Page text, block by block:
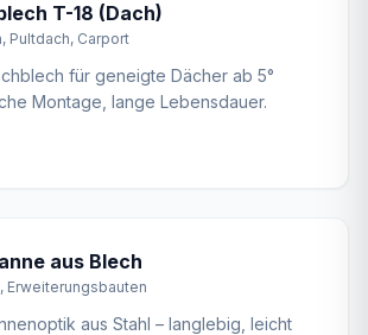
T-18 (Dach)
Pultdach, Carport
für geneigte Dächer ab 5°
Montage, lange Lebensdauer.
aus Blech
Erweiterungsbauten
aus Stahl – langlebig, leicht